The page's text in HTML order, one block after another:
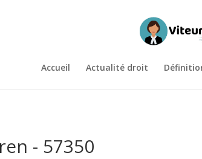
Accueil Actualité droit
- 57350